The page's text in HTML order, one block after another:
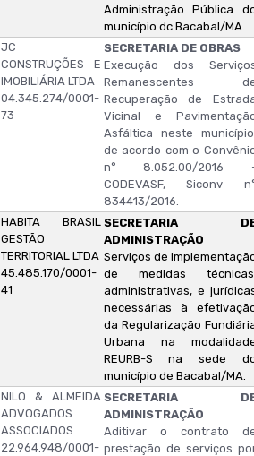
Administração Pública
município dc Bacabal/MA.
JC
CONSTRUÇÕES E
IMOBILIÁRIA LTDA
04.345.274/0001-
73
SECRETARIA DE OBRAS
Execução dos
Remanescentes
Recuperação de
Vicinal e
Asfáltica neste
de acordo com o
n° 8.052.00/2016
CODEVASF, Siconv
834413/2016.
HABITA BRASIL
GESTÃO
TERRITORIAL LTDA
45.485.170/0001-
41
SECRETARIA
ADMINISTRAÇÃO
Serviços de
de medidas
administrativas, e
necessárias à
da Regularização
Urbana na
REURB-S na sede
município de Bacabal/MA.
NILO & ALMEIDA
ADVOGADOS
ASSOCIADOS
22.964.948/0001-
SECRETARIA
ADMINISTRAÇÃO
Aditivar o contrato
prestação de serviços